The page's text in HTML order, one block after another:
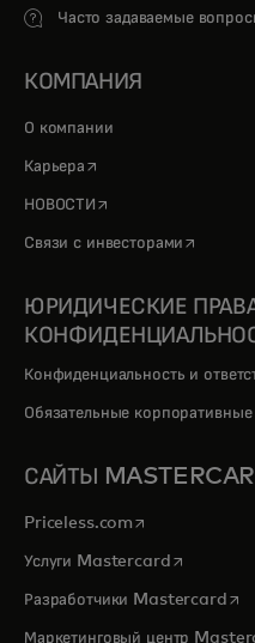
Часто задаваемые
КОМПАНИЯ
О компании
Карьера opens in a new tab
НОВОСТИ opens in a new tab
Связи с инвесторами opens in
ЮРИДИЧЕСКИЕ
Конфиденциальность и
Обязательные
САЙТЫ
Priceless.com opens in a new
Услуги Mastercardopens in a
Разработчики Mastercard
Маркетинговый центр